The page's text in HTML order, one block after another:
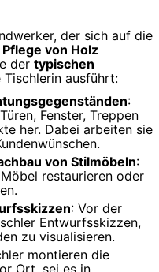
der sich auf die
von Holz
der typischen
Tischlerin ausführt:
:
Fenster, Treppen
her. Dabei arbeiten sie
von Stilmöbeln:
restaurieren oder
: Vor der
Entwurfsskizzen,
zu visualisieren.
montieren die
Ort, sei es in